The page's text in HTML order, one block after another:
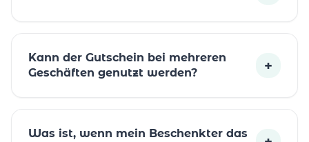
Kann der Gutschein bei mehreren
Geschäften genutzt werden?
+
Was ist, wenn mein Beschenkter das